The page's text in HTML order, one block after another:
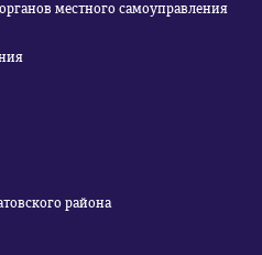
местного самоуправления
района